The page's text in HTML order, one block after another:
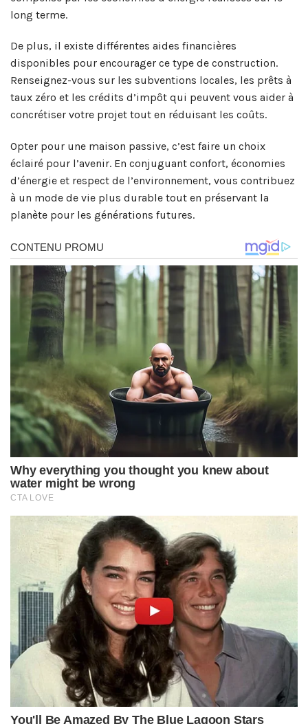
long terme.
De plus, il existe différentes aides financières
disponibles pour encourager ce type de construction.
Renseignez-vous sur les subventions locales, les prêts à
taux zéro et les crédits d’impôt qui peuvent vous aider à
concrétiser votre projet tout en réduisant les coûts.
Opter pour une maison passive, c’est faire un choix
éclairé pour l’avenir. En conjuguant confort, économies
d’énergie et respect de l’environnement, vous contribuez
à un mode de vie plus durable tout en préservant la
planète pour les générations futures.